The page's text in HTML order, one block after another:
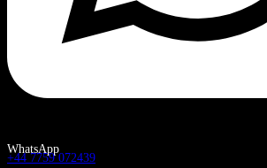
WhatsApp
+44 7759 072439